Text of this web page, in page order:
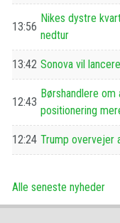
13:56
Nikes dystre
nedtur
13:42 Sonova vil
12:43
Børshandlere
positionering
12:24 Trump overvejer
Alle seneste nyheder